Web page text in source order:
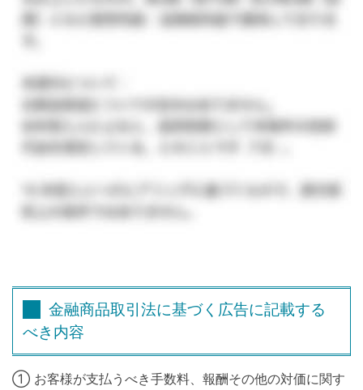
金融商品取引法に基づく広告に記載する
べき内容
① お客様が支払うべき手数料、報酬その他の対価に関す